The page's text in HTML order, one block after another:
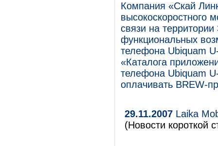
Компания «Скай
высокоскоростного
связи на
функциональных
телефона Ubiquam
«Каталога
телефона Ubiquam
оплачивать BREW-
29.11.2007 Laika
(Новости короткой